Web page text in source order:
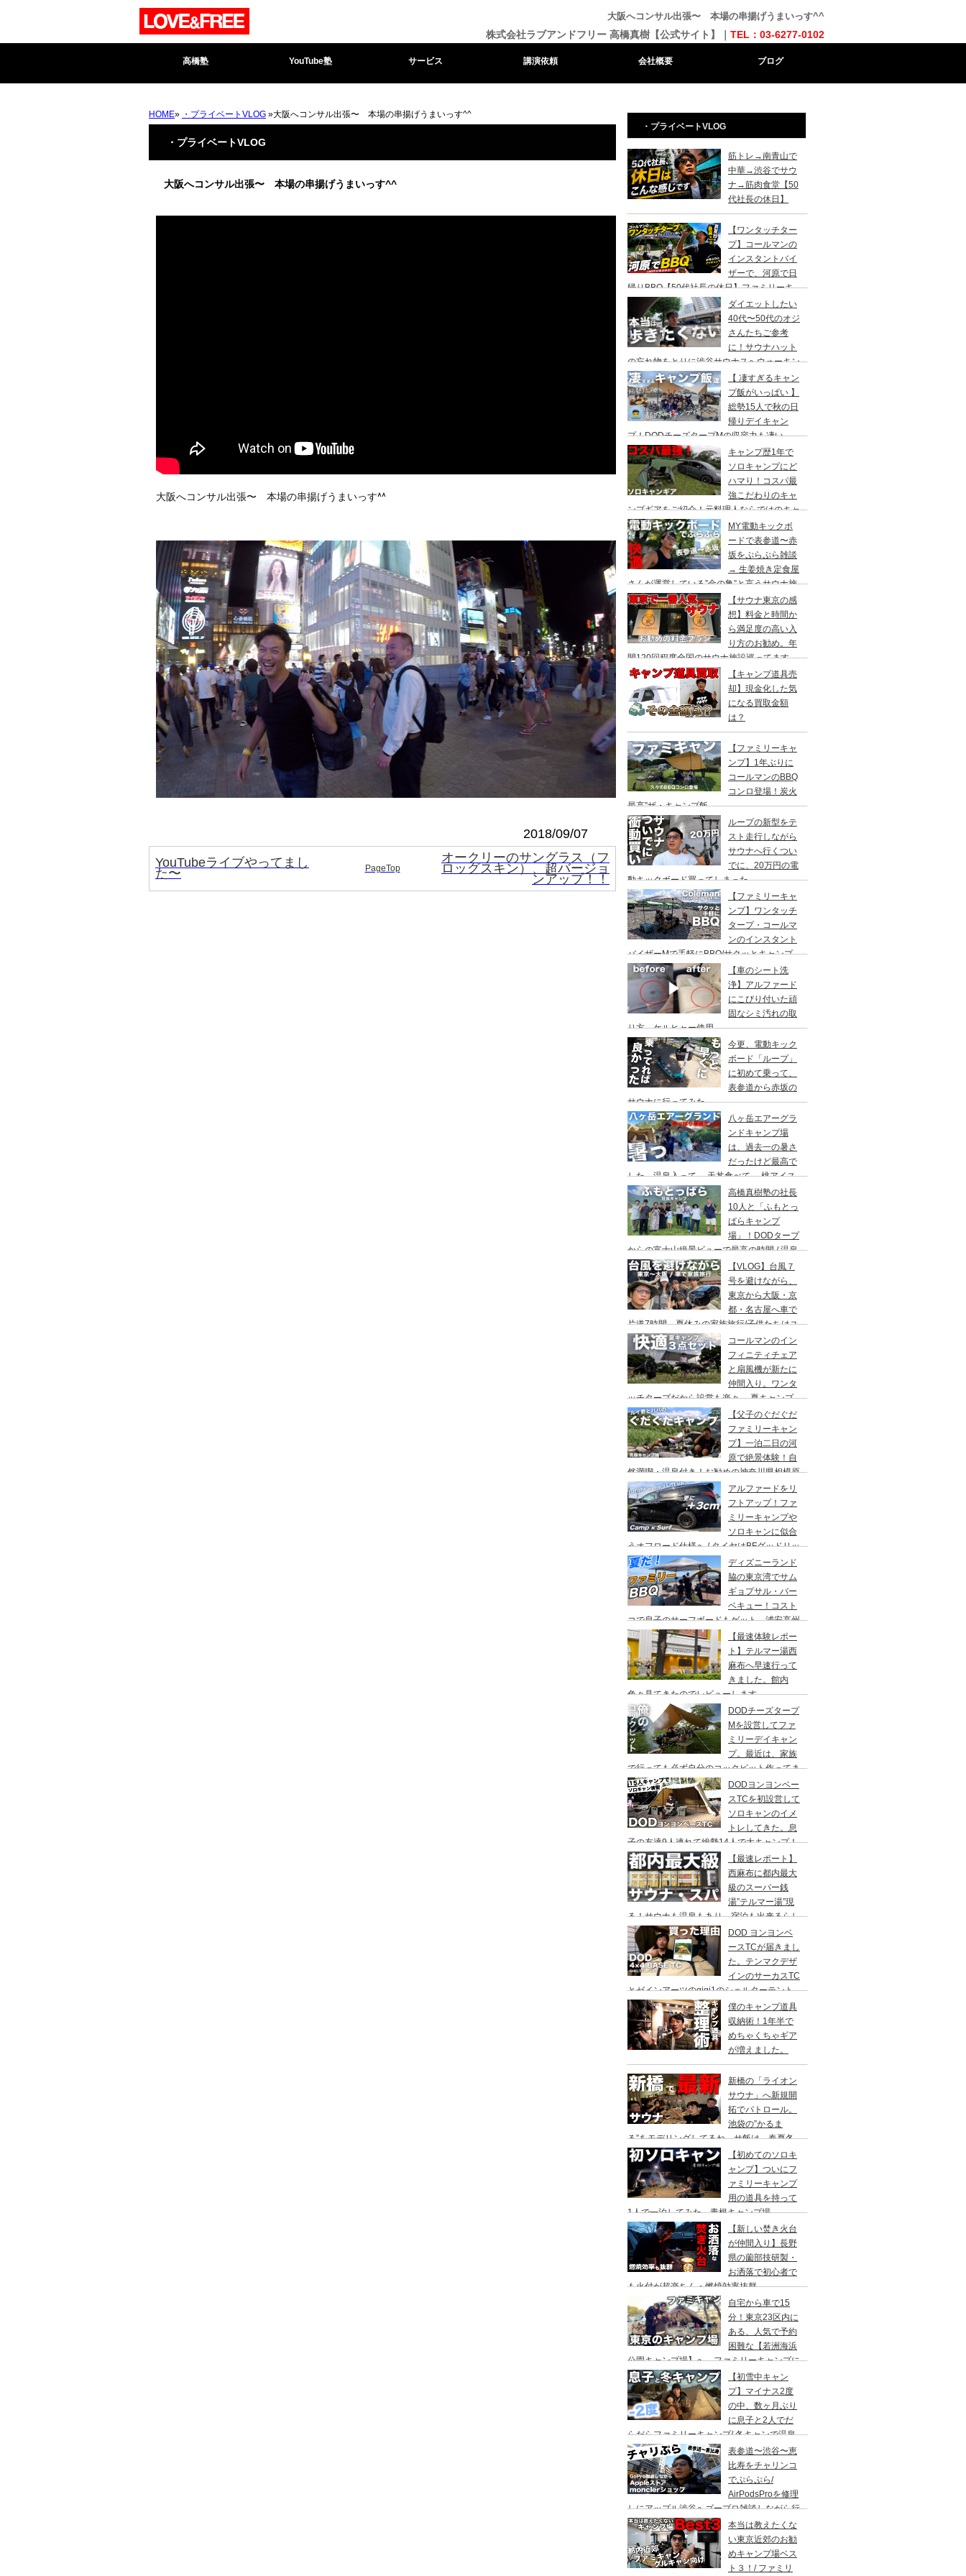
大阪へコンサル出張〜 本場の串揚げうまいっす^^
株式会社ラブアンドフリー 高橋真樹【公式サイト】｜ TEL：03-6277-0102
高橋塾 YouTube塾 サービス 講演依頼 会社概要 ブログ
HOME» ・プライベートVLOG »大阪へコンサル出張〜 本場の串揚げうまいっす^^
・プライベートVLOG
大阪へコンサル出張〜 本場の串揚げうまいっす^^
大阪へコンサル出張〜　本場の串揚げうまいっす^^
2018/09/07
YouTubeライブやってまし
た〜 PageTop
オークリーのサングラス（フ
ロッグスキン）、超バージョ
ンアップ！！
・プライベートVLOG
筋トレ→南青山で
中華→渋谷でサウ
ナ→筋肉食堂【50
代社長の休日】
【ワンタッチター
プ】コールマンの
インスタントバイ
ザーで、河原で日
帰りBBQ【50代社長の休日】ファミリーキ
ャンプ初心者さんは、まずこのスタイルでデ
イキャンプがおすすめです。
ダイエットしたい
40代〜50代のオジ
さんたちご参考
に！サウナハット
の忘れ物をとりに渋谷サウナスへウォーキン
グ→ ランチはカレー食べに六本木のCoCo壱
番屋へ
【 凄すぎるキャン
プ飯がいっぱい 】
総勢15人で秋の日
帰りデイキャン
プ！DODチーズタープMの収容力も凄い。
都内のキャンプ場”秋川橋河川公園バーベキ
ューランド”
キャンプ歴1年で
ソロキャンプにど
ハマり！コスパ最
強こだわりのキャ
ンプギアをご紹介！元料理人ならではのキャ
ンプ飯も堪能。今回は、千葉県一番星キャン
プ場で雨キャンプでソログルキャンプ。
MY電動キックボ
ードで表参道〜赤
坂をぷらぷら雑談
→ 生姜焼き定食屋
さんが運営している”金の亀”と言うサウナ施
設へ行ってきました。
【サウナ東京の感
想】料金と時間か
ら満足度の高い入
り方のお勧め。年
間120回程度全国のサウナ施設巡ってます。
【キャンプ道具売
却】現金化した気
になる買取金額
は？
【ファミリーキャ
ンプ】1年ぶりに
コールマンのBBQ
コンロ登場！炭火
最高”ザ・キャンプ飯
ループの新型をテ
スト走行しながら
サウナへ行くつい
でに、20万円の電
動キックボード買ってしまった。
YADEA（ヤデア）
【ファミリーキャ
ンプ】ワンタッチ
タープ・コールマ
ンのインスタント
バイザーMで手軽にBBQ/サクッとキャンプ
レイアウト/ 都心から車で1時間/ 河原のキャ
ンプ場/秋川橋河川公園 バーベキューランド
【車のシート洗
浄】アルファード
にこびり付いた頑
固なシミ汚れの取
り方。ケルヒャー使用。
今更、電動キック
ボード「ループ」
に初めて乗って、
表参道から赤坂の
サウナに行ってみた。
八ヶ岳エアーグラ
ンドキャンプ場
は、過去一の暑さ
だったけど最高で
した。温泉入って→ 天丼食べて→ 桃アイス
食べて。ファミリーキャンプにもキャンプデ
ートにもお勧めです。DOD＆ムラコでグル
ープキャンプ
高橋真樹塾の社長
10人と「ふもとっ
ぱらキャンプ
場」！DODタープ
からの富士山絶景ビューで最高の時間 / 温泉
の代わりにシャワー / キャンプ飯は肉にタコ
スにビール
【VLOG】台風７
号を避けながら、
東京から大阪・京
都・名古屋へ車で
片道7時間、夏休みの家族旅行/子供たちはユ
ニバーサルスタジオでパパはサウナ→清水寺
からの川床で鰻重→世界の山ちゃん
コールマンのイン
フィニティチェア
と扇風機が新たに
仲間入り。ワンタ
ッチタープだから設営も楽々。 夏キャンプ
を快適に過ごす為のキャンプギア３点セッ
ト。
【父子のぐだぐだ
ファミリーキャン
プ】一泊二日の河
原で絶景体験！自
然満喫・温泉付き！お勧めの神奈川県相模原
市・青根キャンプ場。
アルファードをリ
フトアップ！ファ
ミリーキャンプや
ソロキャンに似合
うオフロード仕様へ / タイヤはBFグッドリッ
チのオールテレーンTA。ホイールはデルタ
フォースのオーバル。アップサスはエスペリ
ア。
ディズニーランド
脇の東京湾でサム
ギョプサル・バー
ベキュー！コスト
コで息子のサーフボードもゲット、浦安高州
海浜公園、コールマンワンタッチタープ、フ
ァミリーキャンプ、BBQ
【最速体験レポー
ト】テルマー湯西
麻布へ早速行って
きました。館内
色々見てきたのでレビューします。
DODチーズタープ
Mを設営してファ
ミリーデイキャン
プ。最近は、家族
で行っても必ず自分のコックピット作ってま
す♪
DODヨンヨンベー
スTCを初設営して
ソロキャンのイメ
トレしてきた。息
子の友達9人連れて総勢14人で大キャンプ！
めちゃくちゃ疲れたぞ。
【最速レポート】
西麻布に都内最大
級のスーパー銭
湯”テルマー湯”現
る！サウナも温泉もあり、宿泊も出来るらし
い♪
DOD ヨンヨンベ
ースTCが届きまし
た。テンマクデザ
インのサーカスTC
とゼインアーツのgigi1のシェルターテント
と比較検討をし、購入に至った理由。
僕のキャンプ道具
収納術！1年半で
めちゃくちゃギア
が増えました。
新橋の「ライオン
サウナ」へ新規開
拓でパトロール。
池袋の”かるま
る”をモデリングしてるね。サ飯は、春夏冬
にて。
【初めてのソロキ
ャンプ】ついにフ
ァミリーキャンプ
用の道具を持って
1人で一泊してみた。青根キャンプ場
【新しい焚き火台
が仲間入り】長野
県の薗部技研製・
お洒落で初心者で
も火付が超楽ちん・燃焼効率抜群
自宅から車で15
分！東京23区内に
ある、人気で予約
困難な【若洲海浜
公園キャンプ場】へ、ファミリーキャンプに
行ってきた。冬キャンプもキャンプギアを上
手に使えば暖かくて楽しい♪
【初雪中キャン
プ】マイナス2度
の中、数ヶ月ぶり
に息子と2人でだ
らだらファミリーキャンプ/ 冬キャンで温泉
入って焚き火して超絶楽しかった。大野路キ
ャンプ場は結構いいかも
表参道〜渋谷〜恵
比寿をチャリンコ
でぷらぷら/
AirPodsProを修理
しにアップル渋谷へゴープロ雑談しながら行
ってきます。モンクレールの新型ショップも
行ってみました。
本当は教えたくな
い東京近郊のお勧
めキャンプ場ベス
ト３！/ ファミリ